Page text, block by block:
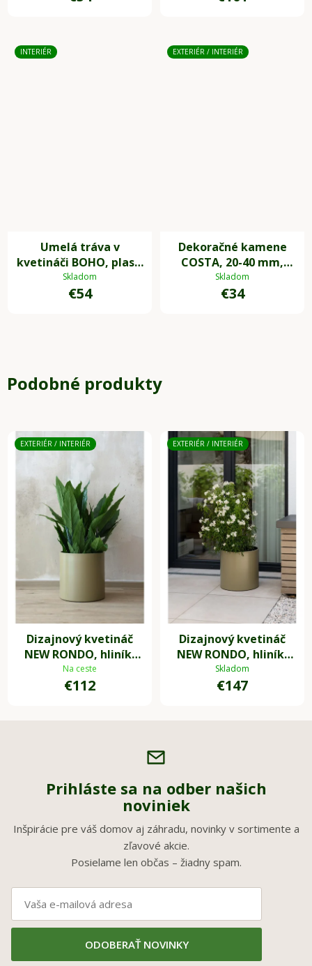
INTERIÉR
Umelá tráva v
kvetináči BOHO, plast,
výška 54 cm, béžová
Skladom
€54
EXTERIÉR / INTERIÉR
Dekoračné kamene
COSTA, 20-40 mm,
plast, biela
Skladom
€34
Podobné produkty
EXTERIÉR / INTERIÉR
Dizajnový kvetináč
NEW RONDO, hliník,
35x35 cm, olivovo
zelená
Na ceste
€112
EXTERIÉR / INTERIÉR
Dizajnový kvetináč
NEW RONDO, hliník,
45x45 cm, olivovo
zelená
Skladom
€147
Prihláste sa na odber našich
noviniek
Inšpirácie pre váš domov aj záhradu, novinky v sortimente a
zľavové akcie.
Posielame len občas – žiadny spam.
ODOBERAŤ NOVINKY